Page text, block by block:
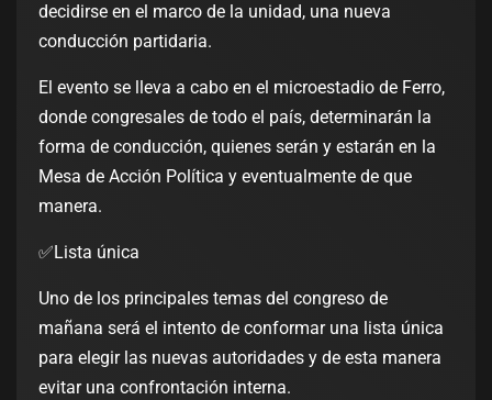
decidirse en el marco de la unidad, una nueva
conducción partidaria.
El evento se lleva a cabo en el microestadio de Ferro,
donde congresales de todo el país, determinarán la
forma de conducción, quienes serán y estarán en la
Mesa de Acción Política y eventualmente de que
manera.
✅Lista única
Uno de los principales temas del congreso de
mañana será el intento de conformar una lista única
para elegir las nuevas autoridades y de esta manera
evitar una confrontación interna.